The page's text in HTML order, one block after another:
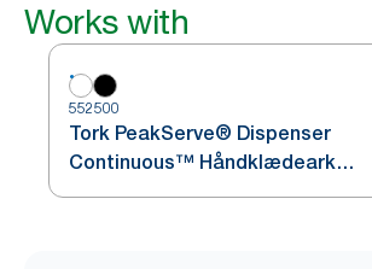
Works with
552500
Tork PeakServe® Dispenser
Continuous™ Håndklædeark
Hvid H5, Høj kapacitet, Elevation